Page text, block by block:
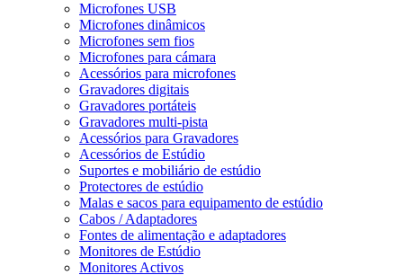
Microfones USB
Microfones dinâmicos
Microfones sem fios
Microfones para cámara
Acessórios para microfones
Gravadores digitais
Gravadores portáteis
Gravadores multi-pista
Acessórios para Gravadores
Acessórios de Estúdio
Suportes e mobiliário de estúdio
Protectores de estúdio
Malas e sacos para equipamento de estúdio
Cabos / Adaptadores
Fontes de alimentação e adaptadores
Monitores de Estúdio
Monitores Activos